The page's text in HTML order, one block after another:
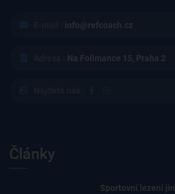
info@refcoach.cz
Na Folimance 15, Praha 2
Články
Sportovní lezení